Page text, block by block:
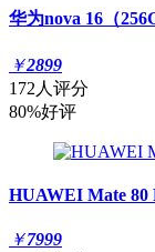
华为nova 16（
￥2899
172人评分
80%好评
HUAWEI Mate 80
￥7999